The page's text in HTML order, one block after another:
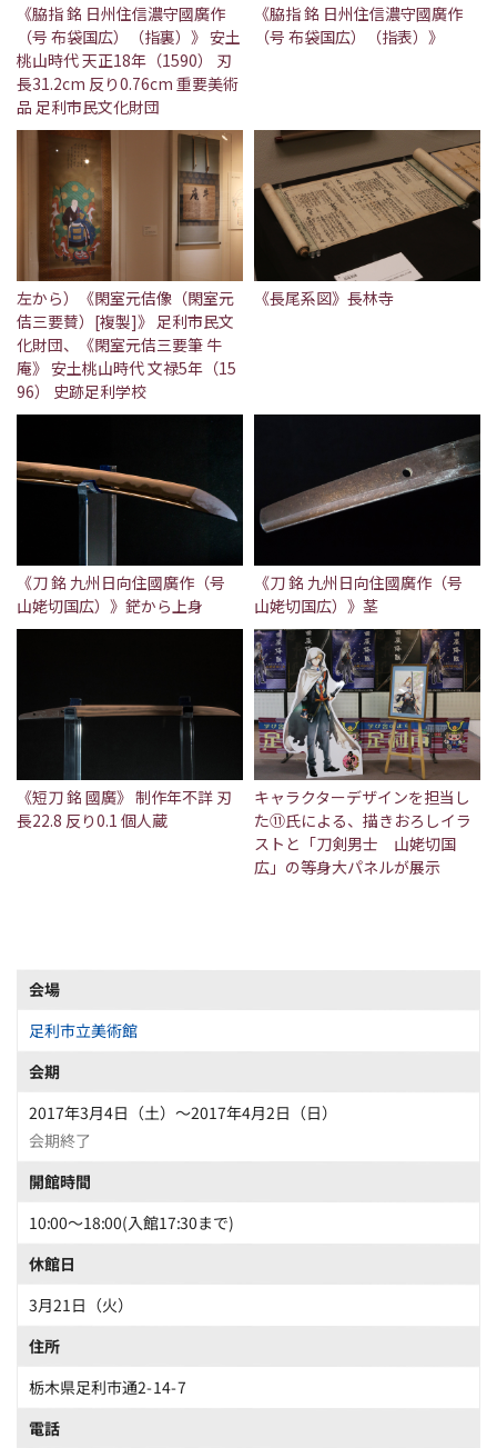
《脇指 銘 日州住信濃守國廣作
（号 布袋国広）（指裏）》 安土
桃山時代 天正18年（1590） 刃
長31.2cm 反り0.76cm 重要美術
品 足利市民文化財団
《脇指 銘 日州住信濃守國廣作
（号 布袋国広）（指表）》
左から）《閑室元佶像（閑室元
佶三要賛）[複製]》 足利市民文
化財団、《閑室元佶三要筆 牛
庵》 安土桃山時代 文禄5年（15
96） 史跡足利学校
《長尾系図》長林寺
《刀 銘 九州日向住國廣作（号
山姥切国広）》鋩から上身
《刀 銘 九州日向住國廣作（号
山姥切国広）》茎
《短刀 銘 國廣》 制作年不詳 刃
長22.8 反り0.1 個人蔵
キャラクターデザインを担当し
た⑪氏による、描きおろしイラ
ストと「刀剣男士 山姥切国
広」の等身大パネルが展示
会場
足利市立美術館
会期
2017年3月4日（土）～2017年4月2日（日）
会期終了
開館時間
10:00～18:00(入館17:30まで)
休館日
3月21日（火）
住所
栃木県足利市通2-14-7
電話